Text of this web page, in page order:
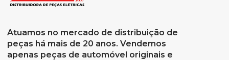
Atuamos no mercado de distribuição de
peças há mais de 20 anos. Vendemos
apenas peças de automóvel originais e